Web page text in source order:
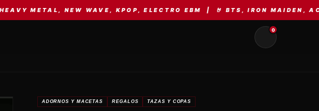
NEW WAVE, KPOP, ELECTRO EBM | 🤘 BTS, IRON MAIDEN, AC/DC,
0
ADORNOS Y MACETAS REGALOS TAZAS Y COPAS